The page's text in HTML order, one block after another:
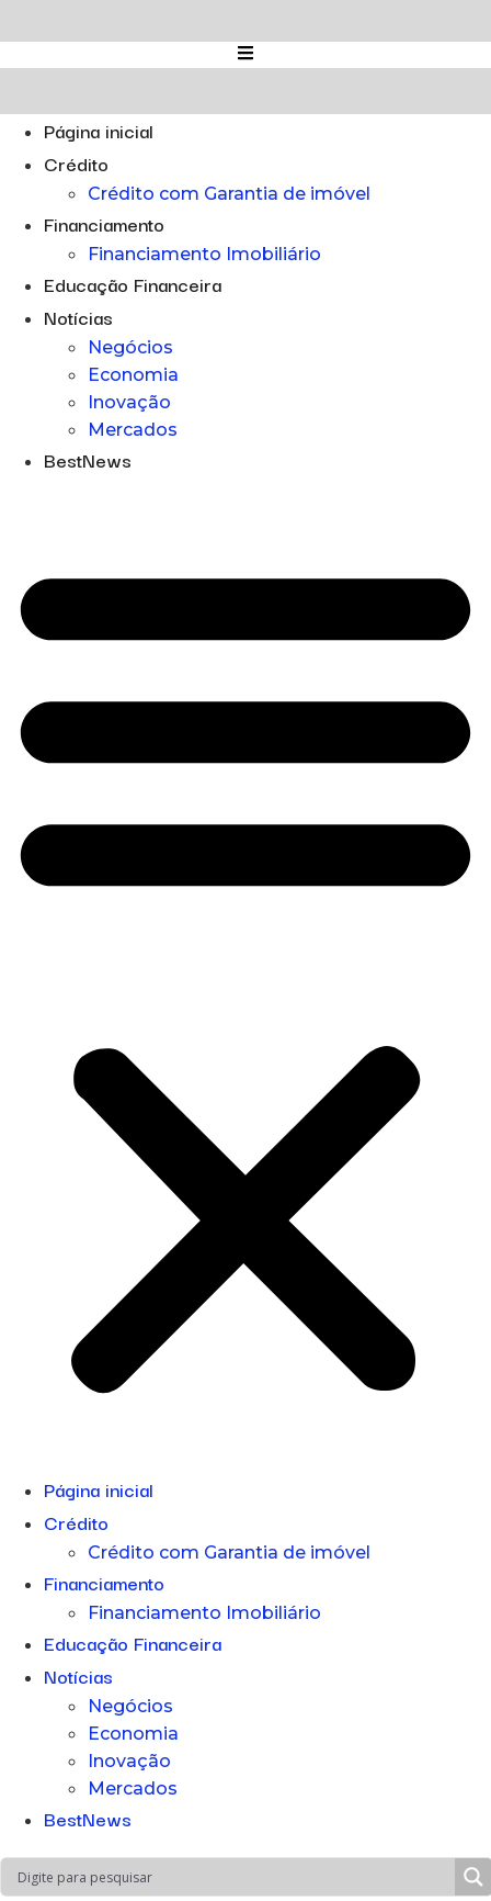
para
o
Página inicial
Crédito
Crédito com Garantia de imóvel
Financiamento
Financiamento Imobiliário
Educação Financeira
Notícias
Negócios
Economia
Inovação
Mercados
BestNews
Página inicial
Crédito
Crédito com Garantia de imóvel
Financiamento
Financiamento Imobiliário
Educação Financeira
Notícias
Negócios
Economia
Inovação
Mercados
BestNews